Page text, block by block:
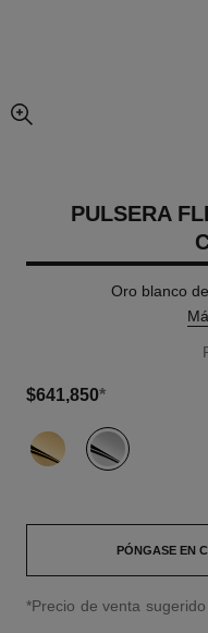
imagen agrandada
PULSERA
Oro blanco
$641,850*
variante (2)
PÓNGASE EN
↩
*Precio de venta sugerido